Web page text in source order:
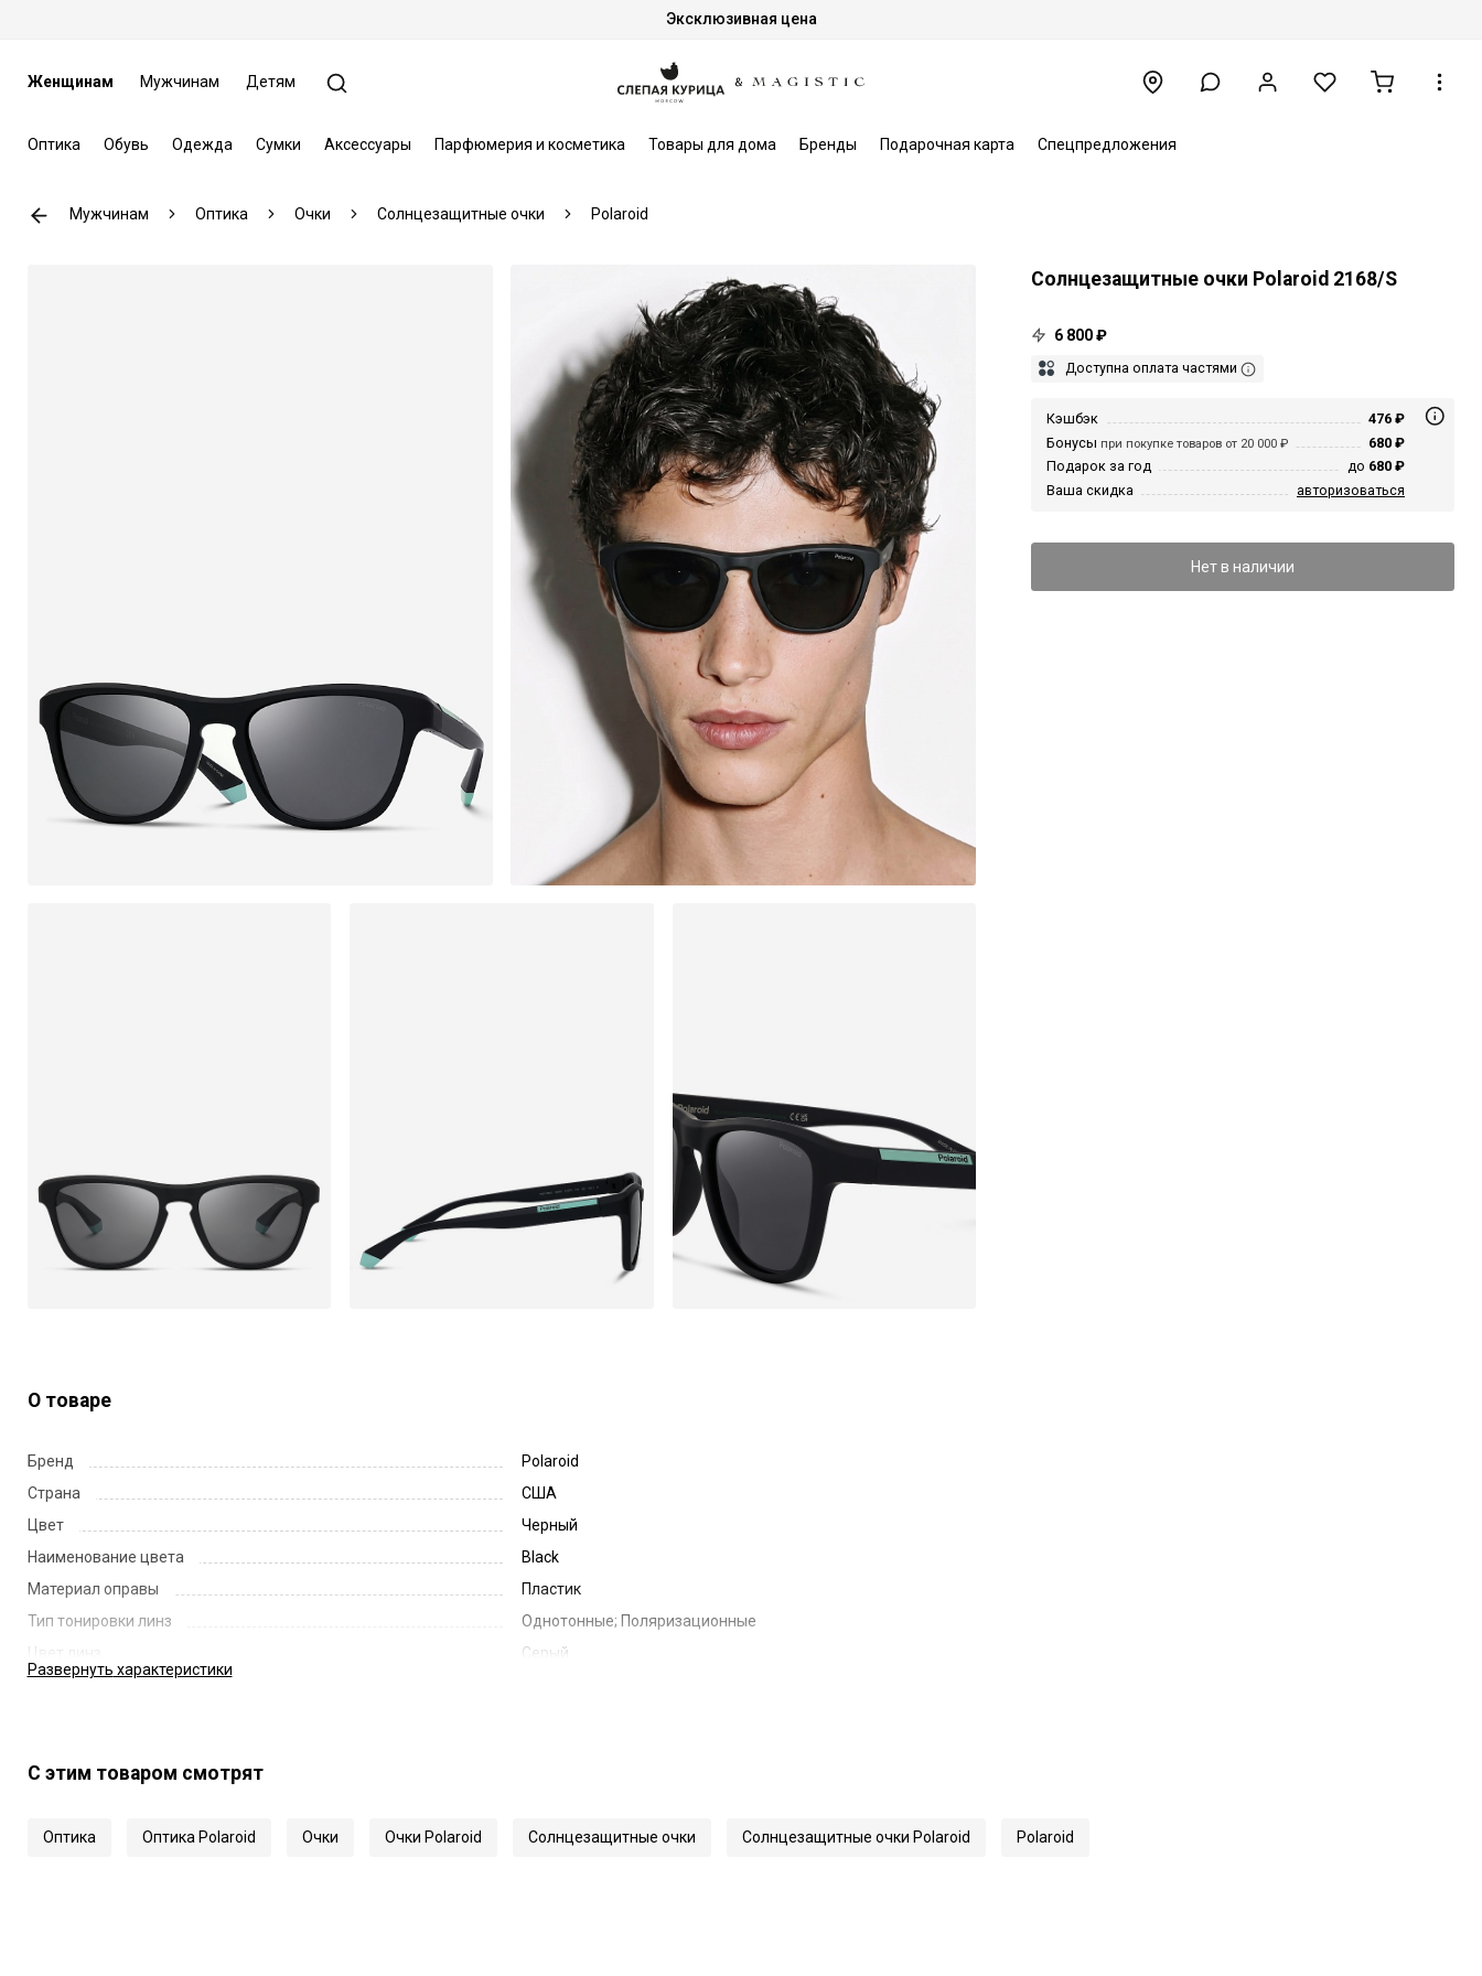
Эксклюзивная цена
Женщинам Мужчинам Детям
Оптика Обувь Одежда Сумки Аксессуары Парфюмерия и косметика Товары для дома Бренды Подарочная карта Спецпредложения
Мужчинам Оптика Очки Солнцезащитные очки Polaroid
Солнцезащитные очки Polaroid 2168/S
6 800 ₽
Доступна оплата частями
Кэшбэк
476 ₽
Бонусы при покупке товаров от 20 000 ₽
680 ₽
Подарок за год
до 680 ₽
Ваша скидка
авторизоваться
Нет в наличии
О товаре
Бренд
Polaroid
Страна
США
Цвет
Черный
Наименование цвета
Black
Материал оправы
Пластик
Тип тонировки линз
Однотонные; Поляризационные
Цвет линз
Серый
Длина заушника
Артикул
2168/S
Развернуть характеристики
С этим товаром смотрят
Оптика Оптика Polaroid Очки Очки Polaroid Солнцезащитные очки Солнцезащитные очки Polaroid Polaroid